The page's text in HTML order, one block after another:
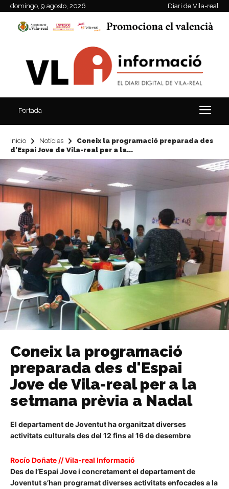
domingo, 9 agosto, 2026 Diari de Vila-real
Portada
Inicio Notícies
Coneix la programació preparada des
d'Espai Jove de Vila-real per a la...
Coneix la programació
preparada des d'Espai
Jove de Vila-real per a la
setmana prèvia a Nadal
El departament de Joventut ha organitzat diverses
activitats culturals des del 12 fins al 16 de desembre
Rocío Doñate // Vila-real Informació
Des de l’Espai Jove i concretament el departament de
Joventut s’han programat diverses activitats enfocades a la